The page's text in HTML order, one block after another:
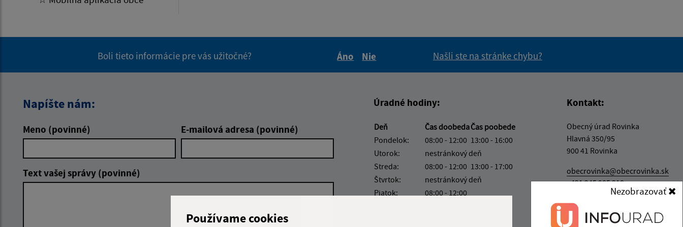
Používame cookies
Nezobrazovať
Boli tieto informácie pre vás užitočné?
Áno
Nie
Našli ste na stránke chybu?
Napíšte nám:
Meno (povinné) E-mailová adresa (povinné)
Text vašej správy (povinné)
Úradné hodiny:
Deň Čas doobedaČas poobede
Pondelok:
08:00 - 12:00 13:00 - 16:00
Utorok:
nestránkový deň
Streda:
08:00 - 12:00 13:00 - 17:00
Štvrtok:
nestránkový deň
Piatok:
08:00 - 12:00
Kontakt:
Obecný úrad Rovinka
Hlavná 350/95
900 41 Rovinka
obecrovinka@obecrovinka.sk
+421 245 985 218
IČO: 00305057